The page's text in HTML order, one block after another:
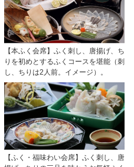
【本ふく会席】ふく刺し、唐揚げ、ち
りを初めとするふくコースを堪能（刺
し、ちりは2人前。イメージ）。
【ふく・福味わい会席】ふく刺し、唐